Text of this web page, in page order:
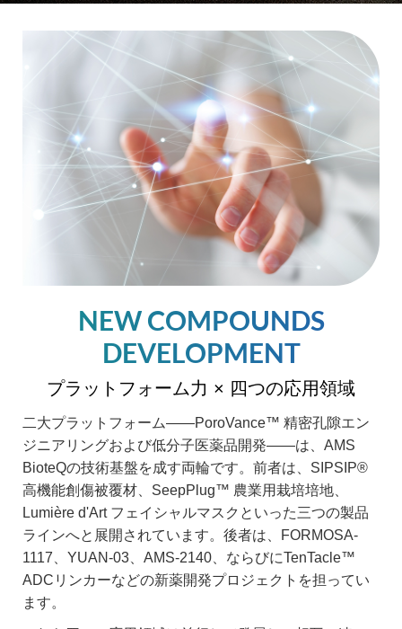
NEW COMPOUNDS
DEVELOPMENT
プラットフォーム力 × 四つの応用領域
二大プラットフォーム——PoroVance™ 精密孔隙エン
ジニアリングおよび低分子医薬品開発——は、AMS
BioteQの技術基盤を成す両輪です。前者は、SIPSIP®
高機能創傷被覆材、SeepPlug™ 農業用栽培培地、
Lumière d'Art フェイシャルマスクといった三つの製品
ラインへと展開されています。後者は、FORMOSA-
1117、YUAN-03、AMS-2140、ならびにTenTacle™
ADCリンカーなどの新薬開発プロジェクトを担ってい
ます。